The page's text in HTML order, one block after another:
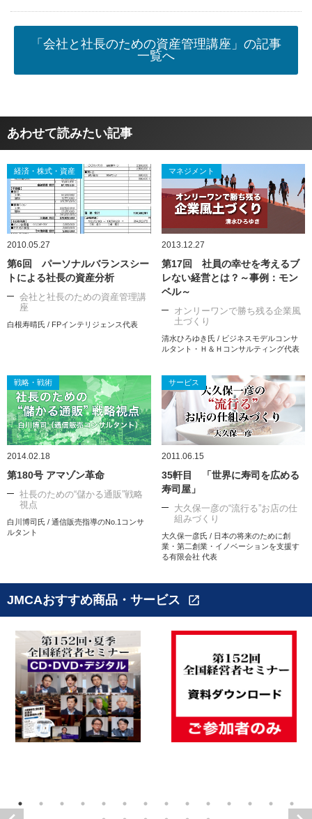
「会社と社長のための資産管理講座」の記事
一覧へ
あわせて読みたい記事
経済・株式・資産
2010.05.27
第6回 パーソナルバランスシー
トによる社長の資産分析
会社と社長のための資産管理講
座
白根寿晴氏 / FPインテリジェンス代表
マネジメント
2013.12.27
第17回 社員の幸せを考えるブ
レない経営とは？～事例：モン
ベル～
オンリーワンで勝ち残る企業風
土づくり
清水ひろゆき氏 / ビジネスモデルコンサ
ルタント・Ｈ＆Ｈコンサルティング代表
戦略・戦術
2014.02.18
第180号 アマゾン革命
社長のための“儲かる通販”戦略
視点
白川博司氏 / 通信販売指導のNo.1コンサ
ルタント
サービス
2011.06.15
35軒目 「世界に寿司を広める
寿司屋」
大久保一彦の“流行る”お店の仕
組みづくり
大久保一彦氏 / 日本の将来のために創
業・第二創業・イノベーションを支援す
る有限会社 代表
JMCAおすすめ商品・サービス open_in_new